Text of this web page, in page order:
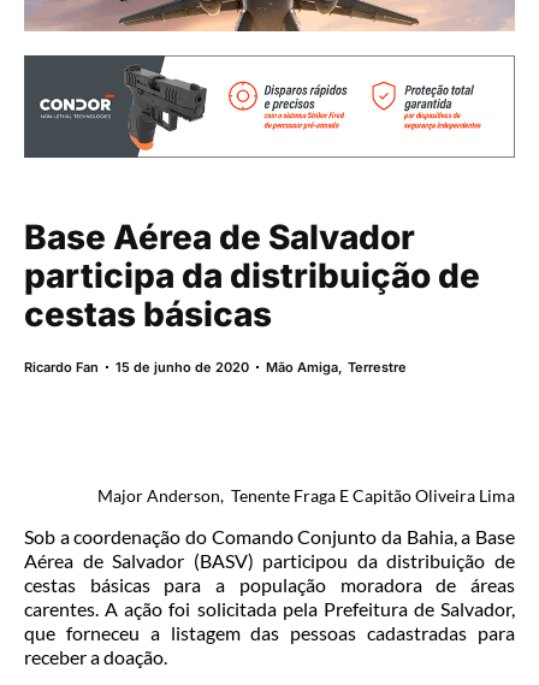
Base Aérea de Salvador
participa da distribuição de
cestas básicas
Ricardo Fan 15 de junho de 2020 Mão Amiga,Terrestre
Major Anderson, Tenente Fraga ECapitão Oliveira Lima
Sob a coordenação do Comando Conjunto da Bahia, a Base
Aérea de Salvador (BASV) participou da distribuição de
cestas básicas para a população moradora de áreas
carentes. A ação foi solicitada pela Prefeitura de Salvador,
que forneceu a listagem das pessoas cadastradas para
receber a doação.